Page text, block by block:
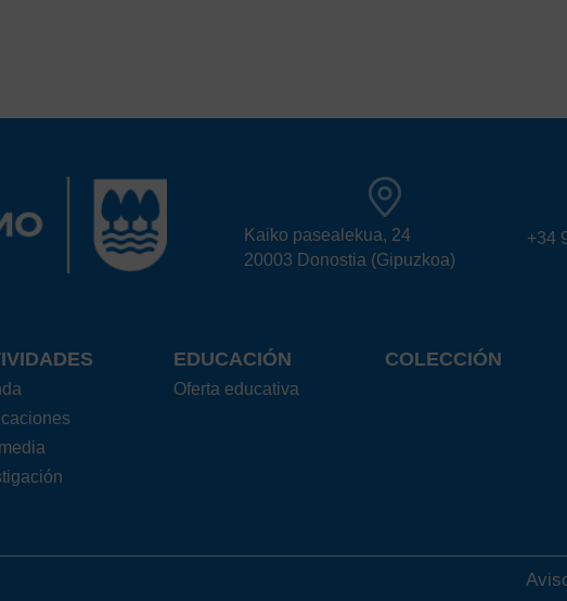
Kaiko pasealekua, 24
20003 Donostia (Gipuzkoa)
+34
EDUCACIÓN
Oferta educativa
COLECCIÓN